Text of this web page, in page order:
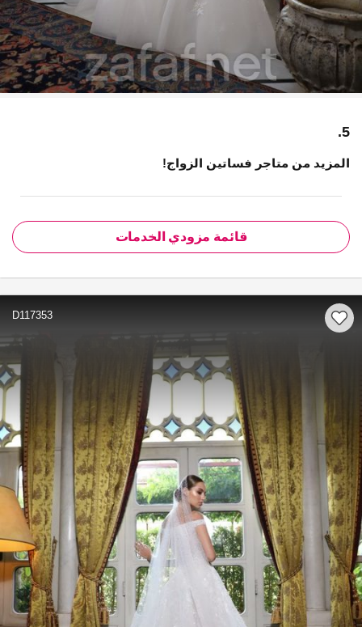
5.
المزيد من متاجر فساتين الزواج!
قائمة مزودي الخدمات
D117353